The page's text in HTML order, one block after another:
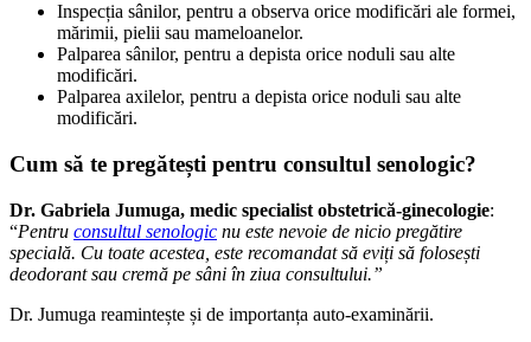
Inspecția sânilor, pentru a observa orice modificări ale formei,
mărimii, pielii sau mameloanelor.
Palparea sânilor, pentru a depista orice noduli sau alte
modificări.
Palparea axilelor, pentru a depista orice noduli sau alte
modificări.
Cum să te pregătești pentru consultul senologic?
Dr. Gabriela Jumuga, medic specialist obstetrică-ginecologie:
“Pentru consultul senologic nu este nevoie de nicio pregătire
specială. Cu toate acestea, este recomandat să eviți să folosești
deodorant sau cremă pe sâni în ziua consultului.”
Dr. Jumuga reamintește și de importanța auto-examinării.